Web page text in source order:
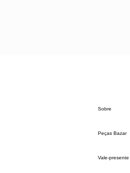
Sobre
Peças Bazar
Vale-presente